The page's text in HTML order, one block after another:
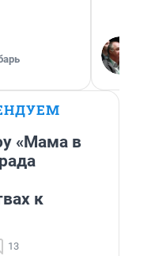
«Мама в
к
13